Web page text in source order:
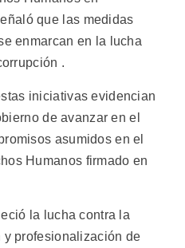
que las medidas
enmarcan en la lucha
.
iniciativas evidencian
de avanzar en el
asumidos en el
Humanos firmado en
la lucha contra la
profesionalización de